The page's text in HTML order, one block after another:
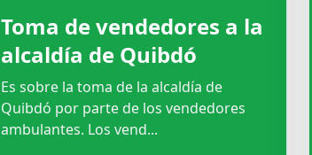
Toma de vendedores a la
alcaldía de Quibdó
Es sobre la toma de la alcaldía de
Quibdó por parte de los vendedores
ambulantes. Los vend...